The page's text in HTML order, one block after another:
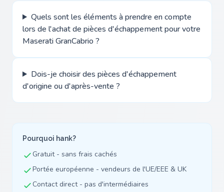
Quels sont les éléments à prendre en compte
lors de l'achat de pièces d'échappement pour votre
Maserati GranCabrio ?
Dois-je choisir des pièces d'échappement
d'origine ou d'après-vente ?
Pourquoi hank?
Gratuit - sans frais cachés
Portée européenne - vendeurs de l'UE/EEE & UK
Contact direct - pas d'intermédiaires